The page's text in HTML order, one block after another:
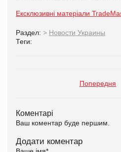
Ексклюзивні матеріали
Раздел: > Новости Украины
Теги:
Попередня
Коментарі
Ваш коментар буде першим.
Додати коментар